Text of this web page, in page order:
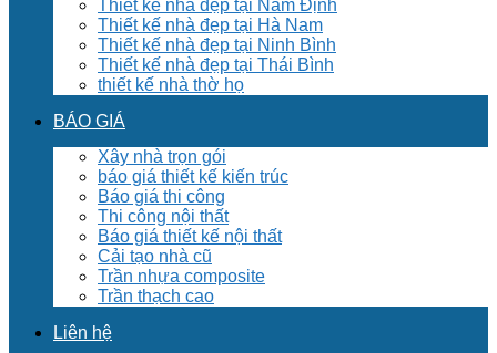
Thiết kế nhà đẹp tại Nam Định
Thiết kế nhà đẹp tại Hà Nam
Thiết kế nhà đẹp tại Ninh Bình
Thiết kế nhà đẹp tại Thái Bình
thiết kế nhà thờ họ
BÁO GIÁ
Xây nhà trọn gói
báo giá thiết kế kiến trúc
Báo giá thi công
Thi công nội thất
Báo giá thiết kế nội thất
Cải tạo nhà cũ
Trần nhựa composite
Trần thạch cao
Liên hệ